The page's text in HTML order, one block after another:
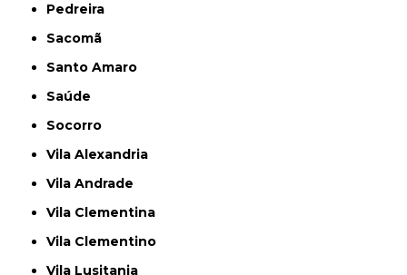
Pedreira
Sacomã
Santo Amaro
Saúde
Socorro
Vila Alexandria
Vila Andrade
Vila Clementina
Vila Clementino
Vila Lusitania